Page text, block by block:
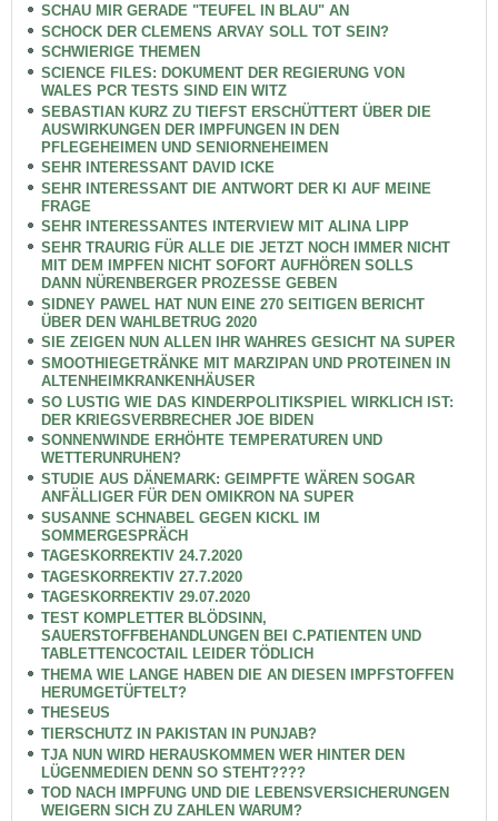
SCHAU MIR GERADE "TEUFEL IN BLAU" AN
SCHOCK DER CLEMENS ARVAY SOLL TOT SEIN?
SCHWIERIGE THEMEN
SCIENCE FILES: DOKUMENT DER REGIERUNG VON
WALES PCR TESTS SIND EIN WITZ
SEBASTIAN KURZ ZU TIEFST ERSCHÜTTERT ÜBER DIE
AUSWIRKUNGEN DER IMPFUNGEN IN DEN
PFLEGEHEIMEN UND SENIORNEHEIMEN
SEHR INTERESSANT DAVID ICKE
SEHR INTERESSANT DIE ANTWORT DER KI AUF MEINE
FRAGE
SEHR INTERESSANTES INTERVIEW MIT ALINA LIPP
SEHR TRAURIG FÜR ALLE DIE JETZT NOCH IMMER NICHT
MIT DEM IMPFEN NICHT SOFORT AUFHÖREN SOLLS
DANN NÜRENBERGER PROZESSE GEBEN
SIDNEY PAWEL HAT NUN EINE 270 SEITIGEN BERICHT
ÜBER DEN WAHLBETRUG 2020
SIE ZEIGEN NUN ALLEN IHR WAHRES GESICHT NA SUPER
SMOOTHIEGETRÄNKE MIT MARZIPAN UND PROTEINEN IN
ALTENHEIMKRANKENHÄUSER
SO LUSTIG WIE DAS KINDERPOLITIKSPIEL WIRKLICH IST:
DER KRIEGSVERBRECHER JOE BIDEN
SONNENWINDE ERHÖHTE TEMPERATUREN UND
WETTERUNRUHEN?
STUDIE AUS DÄNEMARK: GEIMPFTE WÄREN SOGAR
ANFÄLLIGER FÜR DEN OMIKRON NA SUPER
SUSANNE SCHNABEL GEGEN KICKL IM
SOMMERGESPRÄCH
TAGESKORREKTIV 24.7.2020
TAGESKORREKTIV 27.7.2020
TAGESKORREKTIV 29.07.2020
TEST KOMPLETTER BLÖDSINN,
SAUERSTOFFBEHANDLUNGEN BEI C.PATIENTEN UND
TABLETTENCOCTAIL LEIDER TÖDLICH
THEMA WIE LANGE HABEN DIE AN DIESEN IMPFSTOFFEN
HERUMGETÜFTELT?
THESEUS
TIERSCHUTZ IN PAKISTAN IN PUNJAB?
TJA NUN WIRD HERAUSKOMMEN WER HINTER DEN
LÜGENMEDIEN DENN SO STEHT????
TOD NACH IMPFUNG UND DIE LEBENSVERSICHERUNGEN
WEIGERN SICH ZU ZAHLEN WARUM?